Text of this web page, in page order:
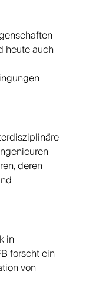
heute auch
deren
in
forscht ein
von